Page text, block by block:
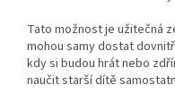
Tato možnost je užitečná
mohou samy dostat
kdy si budou hrát nebo
naučit starší dítě